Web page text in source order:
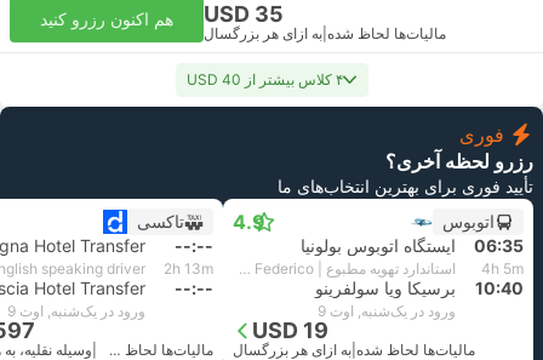
USD 35
مالیات‌ها لحاظ شده به ازای هر بزرگسال
هم اکنون رزرو کنید
۴ کلاس بیشتر از USD 40
فوری
رزرو لحظه آخری؟
تأیید فوری برای بهترین انتخاب‌های ما
اتوبوس
4.9
06:35 ایستگاه اتوبوس بولونیا
4h 5m استاندارد تهویه مطبوع | Autolinee Federico
10:40 برسیکا ویا سولفرینو
ورود در یک‌شنبه, اوت 9
USD 19
مالیات‌ها لحاظ شده به ازای هر بزرگسال
تاکسی
--:--
Hotel Transfer
2h 13m
--:--
Hotel Transfer
ورود در یک‌شنبه, اوت 9
مالیات‌ها لحاظ شده